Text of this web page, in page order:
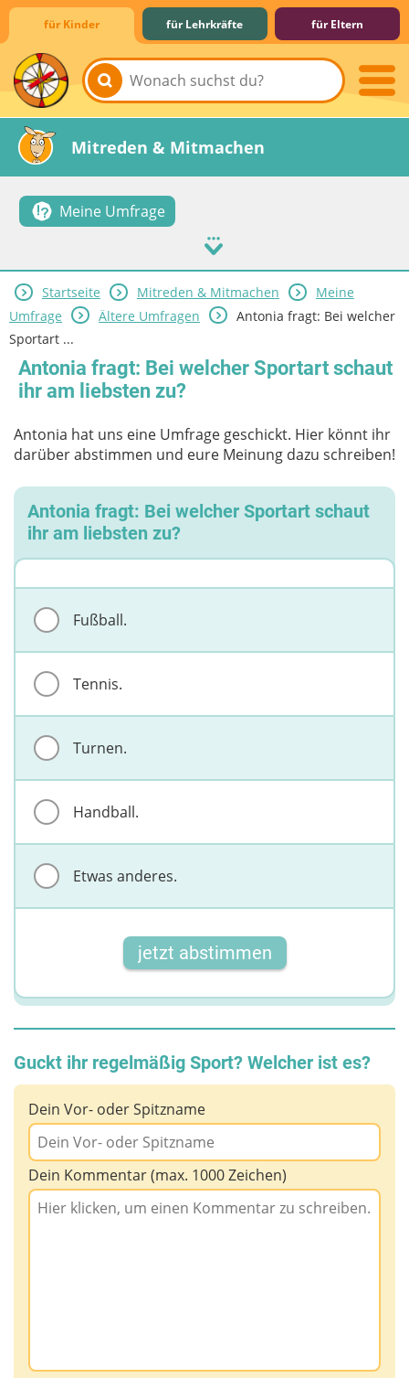
für Kinder für Lehrkräfte für Eltern
Lernen & Schule
Hobby & Freizeit
Spiel & Spaß
Mitreden & Mitmachen
Meine Umfrage
Startseite Mitreden & Mitmachen
Meine
Umfrage
Ältere Umfragen
Antonia fragt: Bei welcher
Sportart ...
Antonia fragt: Bei welcher Sportart schaut
ihr am liebsten zu?
Antonia hat uns eine Umfrage geschickt. Hier könnt ihr
darüber abstimmen und eure Meinung dazu schreiben!
Antonia fragt: Bei welcher Sportart schaut
ihr am liebsten zu?
Fußball.
Tennis.
Turnen.
Handball.
Etwas anderes.
jetzt abstimmen
Guckt ihr regelmäßig Sport? Welcher ist es?
Dein Vor- oder Spitzname
Dein Kommentar (max. 1000 Zeichen)